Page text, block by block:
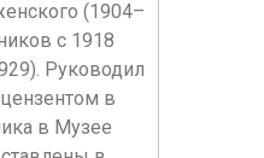
(1904–
с 1918
Руководил
в
в Музее